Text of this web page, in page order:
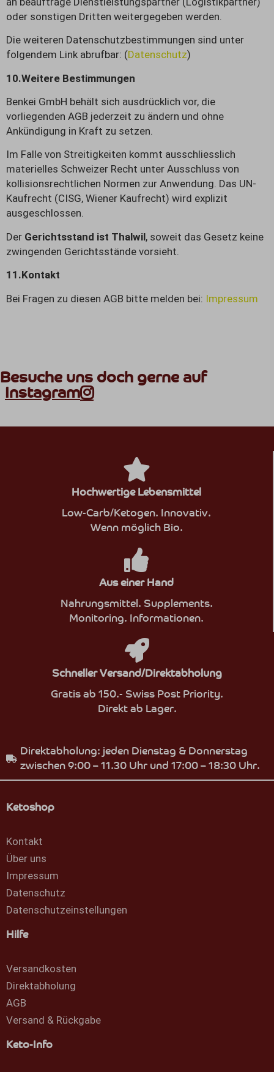
oder sonstigen Dritten weitergegeben werden.
Die weiteren Datenschutzbestimmungen sind unter
folgendem Link abrufbar: (Datenschutz)
10.Weitere Bestimmungen
Benkei GmbH behält sich ausdrücklich vor, die
vorliegenden AGB jederzeit zu ändern und ohne
Ankündigung in Kraft zu setzen.
Im Falle von Streitigkeiten kommt ausschliesslich
materielles Schweizer Recht unter Ausschluss von
kollisionsrechtlichen Normen zur Anwendung. Das UN-
Kaufrecht (CISG, Wiener Kaufrecht) wird explizit
ausgeschlossen.
Der Gerichtsstand ist Thalwil, soweit das Gesetz keine
zwingenden Gerichtsstände vorsieht.
11.Kontakt
Bei Fragen zu diesen AGB bitte melden bei: Impressum
Besuche uns doch gerne auf
Instagram
Hochwertige Lebensmittel
Low-Carb/Ketogen. Innovativ.
Wenn möglich Bio.
Aus einer Hand
Nahrungsmittel. Supplements.
Monitoring. Informationen.
Schneller Versand/Direktabholung
Gratis ab 150.- Swiss Post Priority.
Direkt ab Lager.
Direktabholung: jeden Dienstag & Donnerstag
zwischen 9:00 – 11.30 Uhr und 17:00 – 18:30 Uhr.
Ketoshop
Kontakt
Über uns
Impressum
Datenschutz
Datenschutzeinstellungen
Hilfe
Versandkosten
Direktabholung
AGB
Versand & Rückgabe
Keto-Info